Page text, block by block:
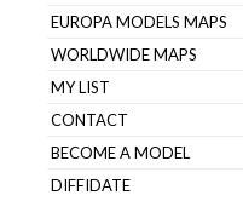
EUROPA MODELS MAPS
WORLDWIDE MAPS
MY LIST
CONTACT
BECOME A MODEL
DIFFIDATE